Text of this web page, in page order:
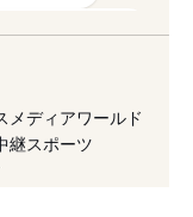
ーカー
メディアワールド
継スポーツ
ー